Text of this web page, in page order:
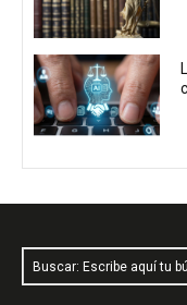
Buscar: Escribe aquí tu